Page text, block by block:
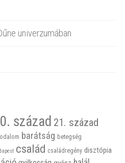
univerzumában
század 21. század
barátság betegség
család családregény disztópia